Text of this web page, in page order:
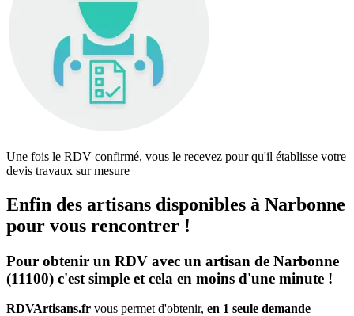
Une fois le RDV confirmé, vous le recevez pour qu'il établisse votre
devis travaux sur mesure
Enfin des artisans disponibles à Narbonne
pour vous rencontrer !
Pour obtenir un RDV avec un artisan de Narbonne
(11100) c'est simple et cela en moins d'une minute !
RDVArtisans.fr vous permet d'obtenir, en 1 seule demande